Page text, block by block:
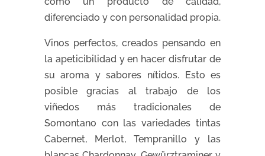
diferenciado y con personalidad propia.
Vinos perfectos, creados pensando en
la apeticibilidad y en hacer disfrutar de
su aroma y sabores nítidos. Esto es
posible gracias al trabajo de los
viñedos más tradicionales de
Somontano con las variedades tintas
Cabernet, Merlot, Tempranillo y las